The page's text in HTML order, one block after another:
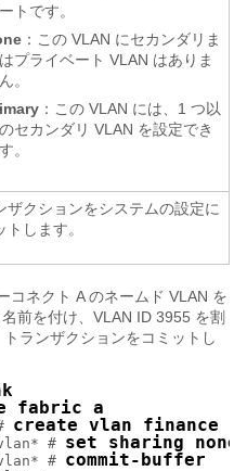
トです。
：この VLAN にセカンダリま
プライベート VLAN はありま
。
：この VLAN には、1 つ以
のセカンダリ VLAN を設定でき
。
ザクションをシステムの設定に
トします。
コネクト A のネームド VLAN を
前を付け、VLAN ID 3955 を割
ランザクションをコミットし
fabric a
create vlan finance
# set sharing none
# commit-buffer